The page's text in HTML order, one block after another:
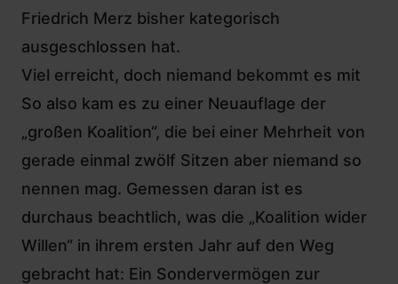
Friedrich Merz bisher kategorisch
ausgeschlossen hat.
Viel erreicht, doch niemand bekommt es mit
So also kam es zu einer Neuauflage der
„großen Koalition“, die bei einer Mehrheit von
gerade einmal zwölf Sitzen aber niemand so
nennen mag. Gemessen daran ist es
durchaus beachtlich, was die „Koalition wider
Willen“ in ihrem ersten Jahr auf den Weg
gebracht hat: Ein Sondervermögen zur